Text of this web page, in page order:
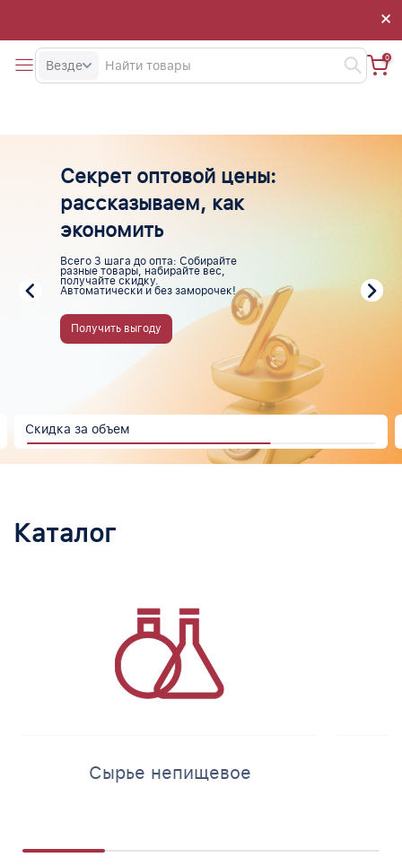
×
×
Везде
0
Секрет оптовой цены:
рассказываем, как
экономить
Всего 3 шага до опта: Собирайте
разные товары, набирайте вес,
получайте скидку.
Автоматически и без заморочек!
Получить выгоду
Скидка за объем
Каталог
Сырье непищевое